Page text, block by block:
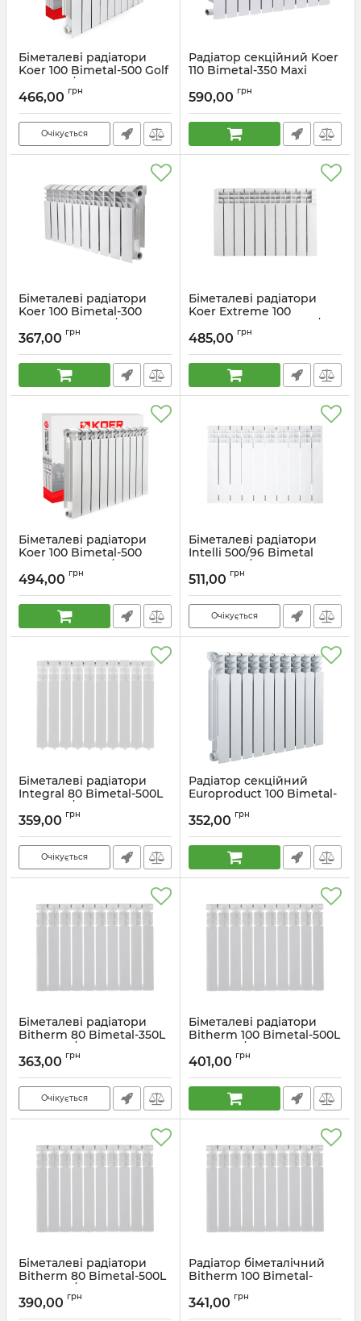
Біметалеві радіатори
Koer 100 Bimetal-500 Golf
(KR5164) / Ціна за 1
секцію
Артикул: KR5164
466,00 грн
Очікується
Радіатор секційний Koer
110 Bimetal-350 Maxi
Артикул: KR4937
590,00 грн
Біметалеві радіатори
Koer 100 Bimetal-300
ULTRA (KR5837) / Цена за
1 секцию
Артикул: KR5837
367,00 грн
Біметалеві радіатори
Koer Extreme 100
Bimetal-500 (KR2752) /
Ціна за 1 секцію
Артикул: KR2752
485,00 грн
Біметалеві радіатори
Koer 100 Bimetal-500
Grand (KR5145) / Ціна за 1
секцію
Артикул: KR5145
494,00 грн
Біметалеві радіатори
Intelli 500/96 Bimetal
(RAD044) / Ціна за 1
секцію
Артикул: RAD044
511,00 грн
Очікується
Біметалеві радіатори
Integral 80 Bimetal-500L
(IN0007) / Ціна за 1
секцію
Артикул: IN0007
359,00 грн
Очікується
Радіатор секційний
Europroduct 100 Bimetal-
Артикул: EP6143
352,00 грн
Біметалеві радіатори
Bitherm 80 Bimetal-350L
(BT0558) / Ціна за 1
секцію
Артикул: BT0558
363,00 грн
Очікується
Біметалеві радіатори
Bitherm 100 Bimetal-500L
(BT0557) / Ціна за 1
секцію
Артикул: BT0557
401,00 грн
Біметалеві радіатори
Bitherm 80 Bimetal-500L
(BT0556) / Ціна за 1
секцію
Артикул: BT0556
390,00 грн
Радіатор біметалічний
Bitherm 100 Bimetal-
(BT1569) / Ціна за 1
341,00 грн